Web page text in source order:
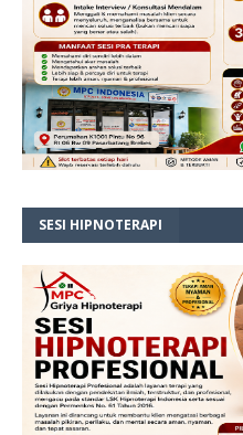
SESI HIPNOTERAPI